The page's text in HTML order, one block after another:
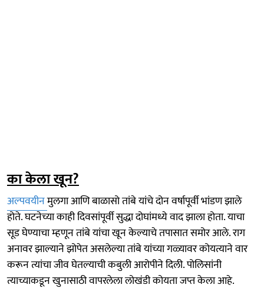
का केला खून?
अल्पवयीनमुलगा आणि बाळासो तांबे यांचे दोन वर्षापूर्वी भांडण झाले
होते. घटनेच्या काही दिवसांपूर्वी सुद्धा दोघांमध्ये वाद झाला होता. याचा
सूड घेण्याचा म्हणून तांबे यांचा खून केल्याचे तपासात समोर आले. राग
अनावर झाल्याने झोपेत असलेल्या तांबे यांच्या गळ्यावर कोयत्याने वार
करून त्यांचा जीव घेतल्याची कबुली आरोपीने दिली. पोलिसांनी
त्याच्याकडून खुनासाठी वापरलेला लोखंडी कोयता जप्त केला आहे.